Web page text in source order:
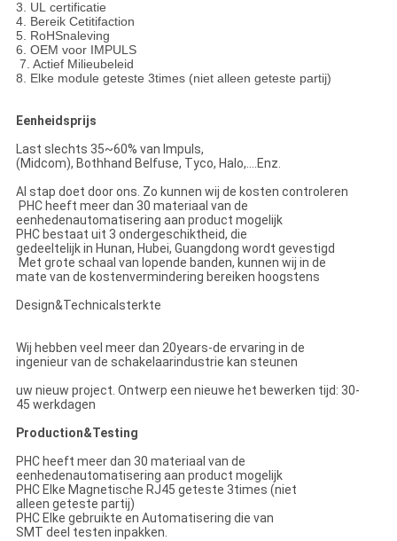
3. UL certificatie
4. Bereik Cetitifaction
5. RoHSnaleving
6. OEM voor IMPULS
7. Actief Milieubeleid
8. Elke module geteste 3times (niet alleen geteste partij)
Eenheidsprijs
Last slechts 35~60% van Impuls,
(Midcom), Bothhand Belfuse, Tyco, Halo,….Enz.
Al stap doet door ons. Zo kunnen wij de kosten controleren
PHC heeft meer dan 30 materiaal van de
eenhedenautomatisering aan product mogelijk
PHC bestaat uit 3 ondergeschiktheid, die
gedeeltelijk in Hunan, Hubei, Guangdong wordt gevestigd
Met grote schaal van lopende banden, kunnen wij in de
mate van de kostenvermindering bereiken hoogstens
Design&Technicalsterkte
Wij hebben veel meer dan 20years-de ervaring in de
ingenieur van de schakelaarindustrie kan steunen
uw nieuw project. Ontwerp een nieuwe het bewerken tijd: 30-
45 werkdagen
Production&Testing
PHC heeft meer dan 30 materiaal van de
eenhedenautomatisering aan product mogelijk
PHC Elke Magnetische RJ45 geteste 3times (niet
alleen geteste partij)
PHC Elke gebruikte en Automatisering die van
SMT deel testen inpakken.